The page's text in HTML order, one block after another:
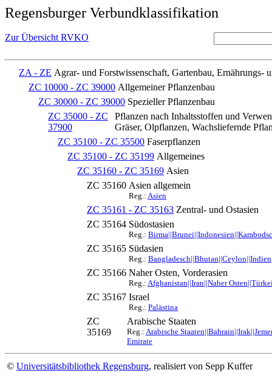
Regensburger Verbundklassifikation
Zur Übersicht RVKO
ZA - ZE Agrar- und Forstwissenschaft, Gartenbau, Ernährungs-
ZC 10000 - ZC 39000 Allgemeiner Pflanzenbau
ZC 30000 - ZC 39000 Spezieller Pflanzenbau
ZC 35000 - ZC
37900
Pflanzen nach Inhaltsstoffen und
Gräser, Olpflanzen, Wachsliefernde
ZC 35100 - ZC 35500 Faserpflanzen
ZC 35100 - ZC 35199 Allgemeines
ZC 35160 - ZC 35169 Asien
ZC 35160 Asien allgemein
Reg.: Asien
ZC 35161 - ZC 35163 Zentral- und Ostasien
ZC 35164 Südostasien
Reg.:
ZC 35165 Südasien
Reg.:
ZC 35166 Naher Osten, Vorderasien
Reg.: Afghanistan||Iran||Naher
ZC 35167 Israel
Reg.: Palästina
ZC
35169
Arabische Staaten
Reg.: Arabische
Emirate
© Universitätsbibliothek Regensburg, realisiert von Sepp Kuffer